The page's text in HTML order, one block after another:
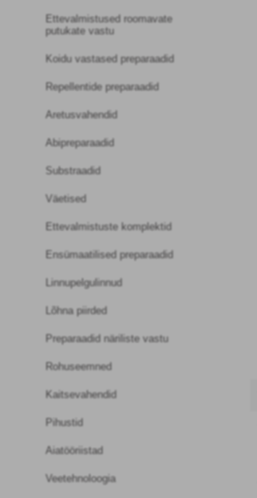
Ettevalmistused roomavate
putukate vastu
Koidu vastased preparaadid
Repellentide preparaadid
Aretusvahendid
Abipreparaadid
Substraadid
Väetised
Ettevalmistuste komplektid
Ensümaatilised preparaadid
Linnupelgulinnud
Lõhna piirded
Preparaadid näriliste vastu
Rohuseemned
Kaitsevahendid
Pihustid
Aiatööriistad
Veetehnoloogia